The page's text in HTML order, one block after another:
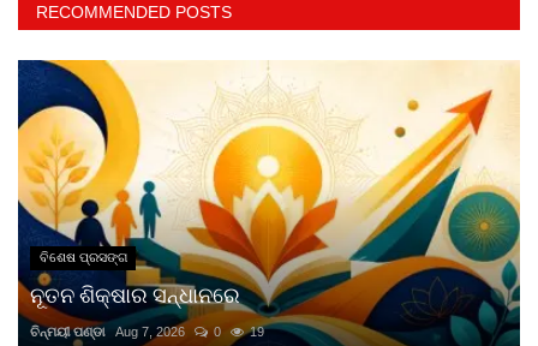
RECOMMENDED POSTS
ବିଶେଷ ପ୍ରସଙ୍ଗ
ନୂତନ ଶିକ୍ଷାର ସନ୍ଧାନରେ
ଚିନ୍ମୟୀ ପଣ୍ଡା Aug 7, 2026 0 19